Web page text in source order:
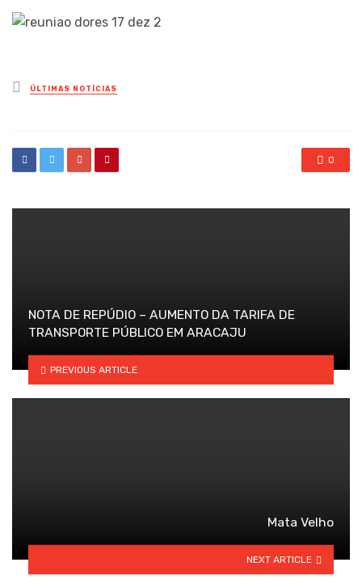
Posted
in
ÚLTIMAS NOTÍCIAS
0
NOTA DE REPÚDIO – AUMENTO DA TARIFA DE
TRANSPORTE PÚBLICO EM ARACAJU
PREVIOUS ARTICLE
Mata Velho
NEXT ARTICLE